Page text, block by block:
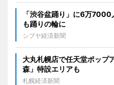
「渋谷盆踊り」に6万
も踊りの輪に
シブヤ経済新聞
大丸札幌店で任天堂ポッ
森」特設エリアも
札幌経済新聞